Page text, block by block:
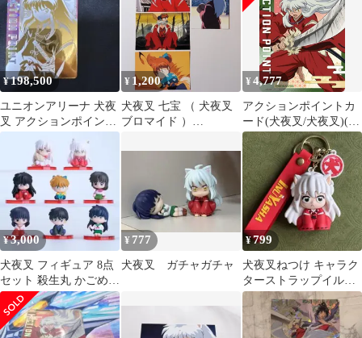
¥198,500
ユニオンアリーナ 犬夜
叉 アクションポイント
カード シリアル
¥ 1,200
犬夜叉 七宝 （ 犬夜叉
ブロマイド ）
アマダ Shippo
¥4,777
アクションポイントカ
ード(犬夜叉/犬夜叉)(-)
{-}〈IYS-1-AP01〉[犬
夜叉【UA50BT】]ユニ
アリ
¥3,000
犬夜叉 フィギュア 8点
セット 殺生丸 かごめ
桔梗 弥勒 珊瑚 七宝 ア
ニメ
¥ 777
犬夜叉 ガチャガチャ
¥799
犬夜叉ねつけ キャラク
ターストラップイルヤ
シャキーホルダー